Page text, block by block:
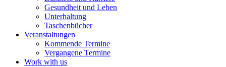
Gesundheit und Leben
Unterhaltung
Taschenbücher
Veranstaltungen
Kommende Termine
Vergangene Termine
Work with us